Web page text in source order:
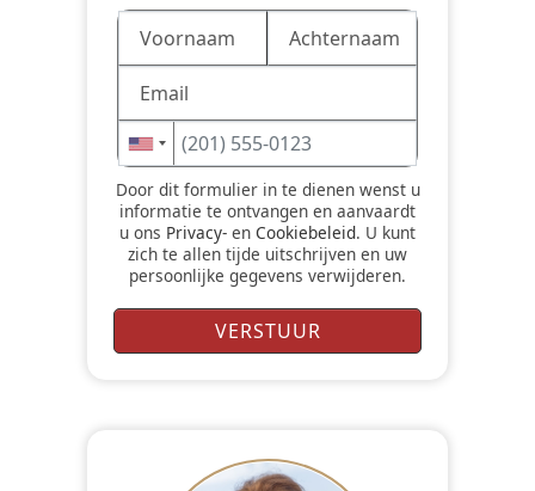
Door dit formulier in te dienen wenst u
informatie te ontvangen en aanvaardt
u ons Privacy- en Cookiebeleid. U kunt
zich te allen tijde uitschrijven en uw
persoonlijke gegevens verwijderen.